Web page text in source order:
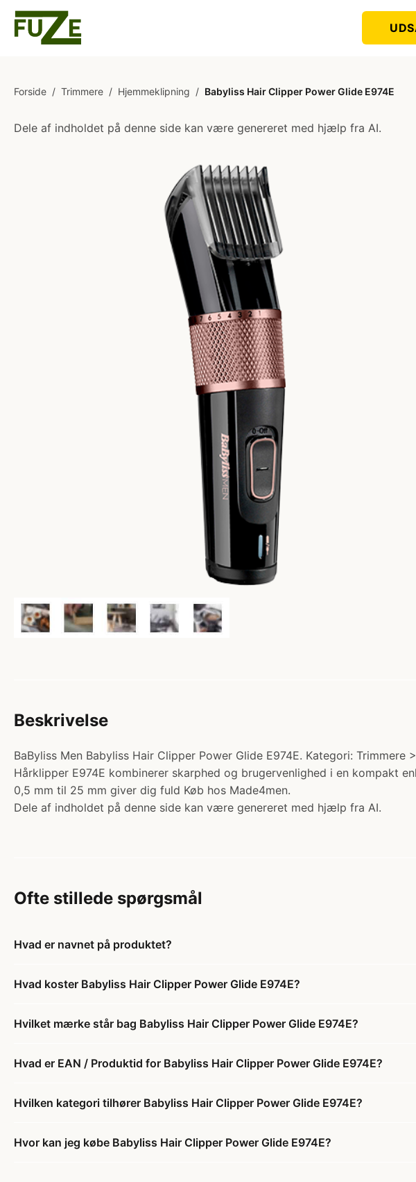
Forside / Trimmere / Hjemmeklipning / Babyliss Hair Clipper Power Glide E974E
Dele af indholdet på denne side kan være genereret med hjælp fra AI.
Beskrivelse
BaByliss Men Babyliss Hair Clipper Power Glide E974E. Kategori:
Hårklipper E974E kombinerer skarphed og brugervenlighed i en kompakt
0,5 mm til 25 mm giver dig fuld Køb hos Made4men.
Dele af indholdet på denne side kan være genereret med hjælp fra AI.
Ofte stillede spørgsmål
Hvad er navnet på produktet?
Hvad koster Babyliss Hair Clipper Power Glide E974E?
Hvilket mærke står bag Babyliss Hair Clipper Power Glide E974E?
Hvad er EAN / Produktid for Babyliss Hair Clipper Power Glide E974E?
Hvilken kategori tilhører Babyliss Hair Clipper Power Glide E974E?
Hvor kan jeg købe Babyliss Hair Clipper Power Glide E974E?